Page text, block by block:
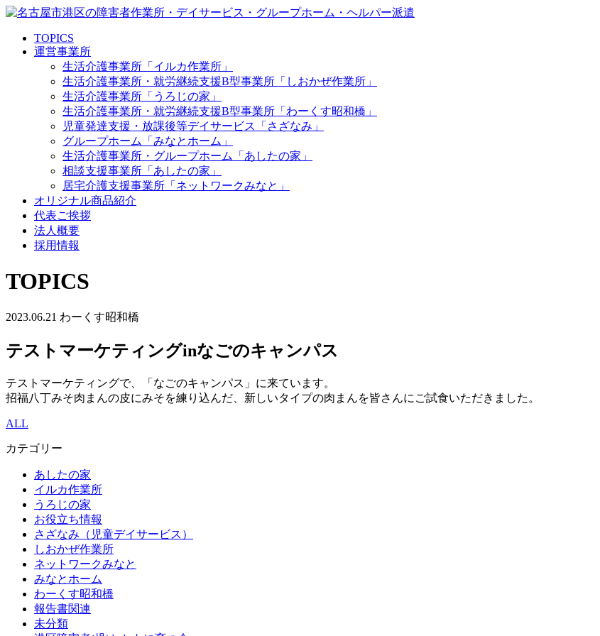
TOPICS
運営事業所
生活介護事業所「イルカ作業所」
生活介護事業所・就労継続支援B型事業所「しおかぜ作業所」
生活介護事業所「うろじの家」
生活介護事業所・就労継続支援B型事業所「わーくす昭和橋」
児童発達支援・放課後等デイサービス「さざなみ」
グループホーム「みなとホーム」
生活介護事業所・グループホーム「あしたの家」
相談支援事業所「あしたの家」
居宅介護支援事業所「ネットワークみなと」
オリジナル商品紹介
代表ご挨拶
法人概要
採用情報
TOPICS
2023.06.21 わーくす昭和橋
テストマーケティングinなごのキャンパス
テストマーケティングで、「なごのキャンパス」に来ています。
招福八丁みそ肉まんの皮にみそを練り込んだ、新しいタイプの肉まんを皆さんにご試食いただきました。
ALL
カテゴリー
あしたの家
イルカ作業所
うろじの家
お役立ち情報
さざなみ（児童デイサービス）
しおかぜ作業所
ネットワークみなと
みなとホーム
わーくす昭和橋
報告書関連
未分類